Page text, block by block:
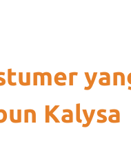
Kalysa